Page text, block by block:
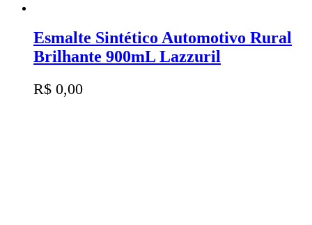
Esmalte Sintético Automotivo Rural
Brilhante 900mL Lazzuril
R$ 0,00